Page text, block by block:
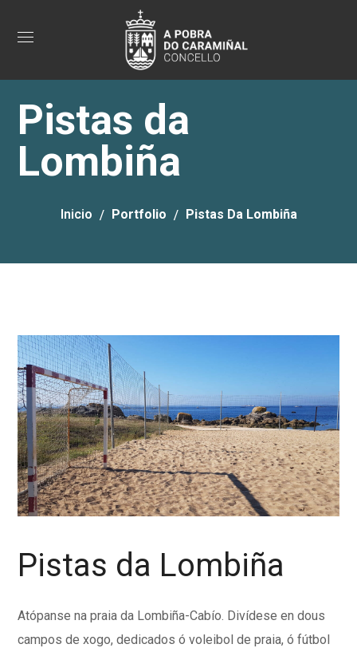
Pistas da
Lombiña
Inicio Portfolio Pistas Da Lombiña
Pistas da Lombiña
Atópanse na praia da Lombiña-Cabío. Divídese en dous
campos de xogo, dedicados ó voleibol de praia, ó fútbol